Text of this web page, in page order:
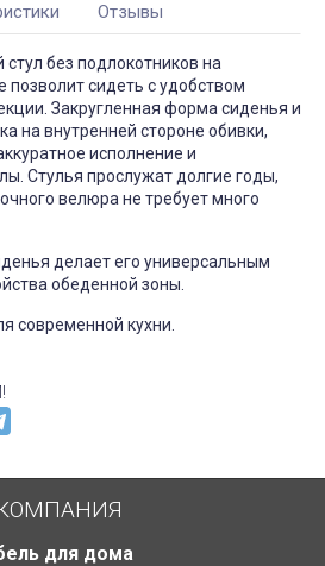
Отзывы
стул без подлокотников на
позволит сидеть с удобством
Закругленная форма сиденья и
на внутренней стороне обивки,
исполнение и
Стулья прослужат долгие годы,
велюра не требует много
делает его универсальным
обеденной зоны.
современной кухни.
для дома